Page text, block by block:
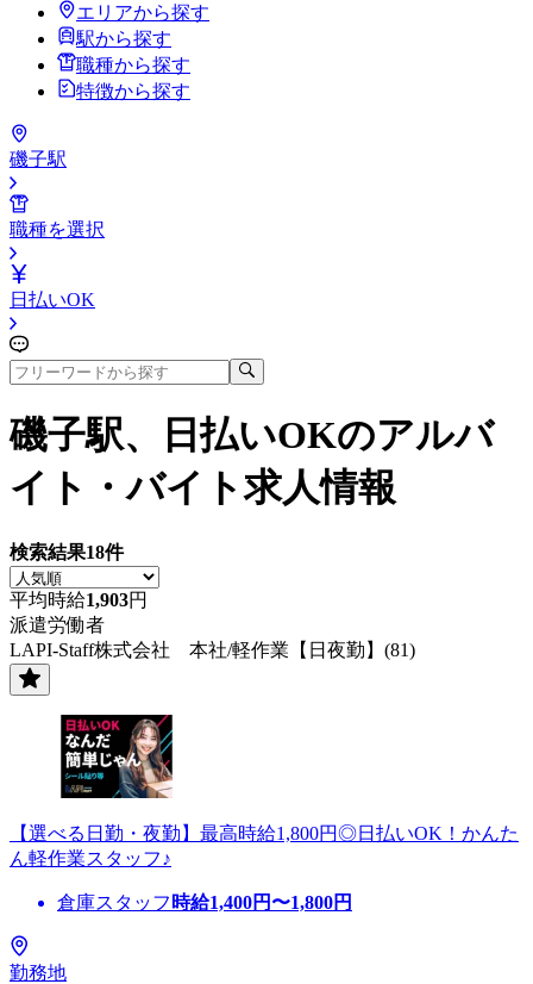
エリアから探す
駅から探す
職種から探す
特徴から探す
磯子駅
職種を選択
日払いOK
磯子駅、日払いOKのアルバ
イト・バイト求人情報
検索結果18件
平均時給1,903円
派遣労働者
LAPI-Staff株式会社 本社/軽作業【日夜勤】(81)
【選べる日勤・夜勤】最高時給1,800円◎日払いOK！かんた
ん軽作業スタッフ♪
倉庫スタッフ 時給1,400円〜1,800円
勤務地